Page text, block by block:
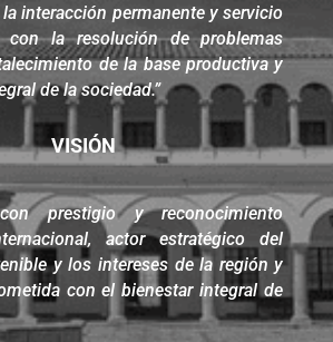
interacción permanente y servicio
con la resolución de problemas
de la base productiva y
de la sociedad.”
VISIÓN
con prestigio y reconocimiento
actor estratégico del
y los intereses de la región y
con el bienestar integral de